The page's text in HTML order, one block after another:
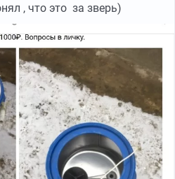
, что это за зверь)